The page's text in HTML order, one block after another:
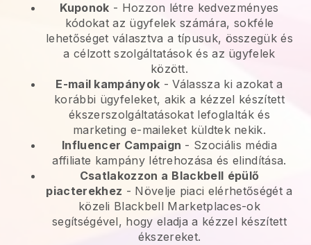
Kuponok - Hozzon létre kedvezményes
kódokat az ügyfelek számára, sokféle
lehetőséget választva a típusuk, összegük és
a célzott szolgáltatások és az ügyfelek
között.
E-mail kampányok -Válassza ki azokat a
korábbi ügyfeleket, akik a kézzel készített
ékszerszolgáltatásokat lefoglalták és
marketing e-maileket küldtek nekik.
Influencer Campaign - Szociális média
affiliate kampány létrehozása és elindítása.
Csatlakozzon a Blackbell épülő
piacterekhez - Növelje piaci elérhetőségét a
közeli Blackbell Marketplaces-ok
segítségével, hogy eladja a kézzel készített
ékszereket.